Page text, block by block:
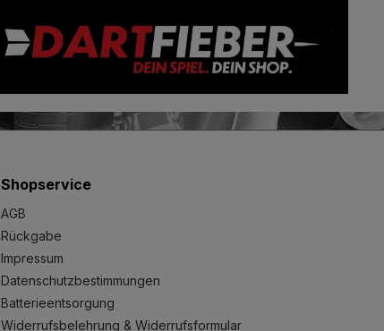
Shopservice
AGB
Rückgabe
Impressum
Datenschutzbestimmungen
Batterieentsorgung
Widerrufsbelehrung & Widerrufsformular